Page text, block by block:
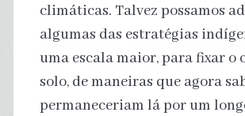
climáticas. Talvez possamos
algumas das estratégias
uma escala maior, para fixar o
solo, de maneiras que agora
permaneceriam lá por um